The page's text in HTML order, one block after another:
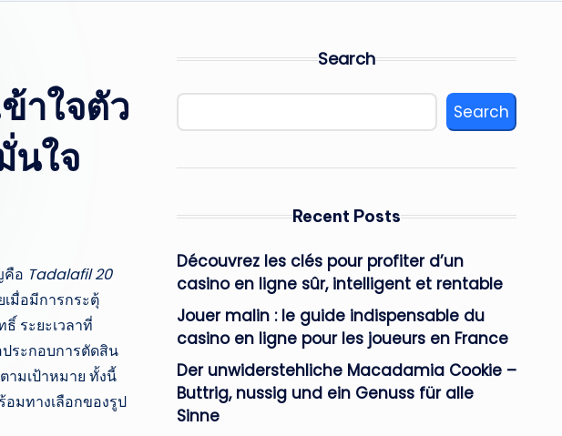
าใจตัว
นใจ
คือ Tadalafil 20
มื่อมีการกระตุ้
ระยะเวลาที่
ระกอบการตัดสิน
ามเป้าหมาย ทั้งนี้
มทางเลือกของรูป
Search
Search
Recent Posts
Découvrez les clés pour profiter d’un
casino en ligne sûr, intelligent et rentable
Jouer malin : le guide indispensable du
casino en ligne pour les joueurs en France
Der unwiderstehliche Macadamia Cookie –
Buttrig, nussig und ein Genuss für alle
Sinne